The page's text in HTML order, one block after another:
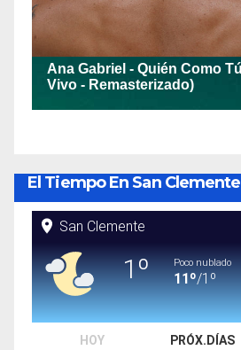
El Tiempo En San Clemente